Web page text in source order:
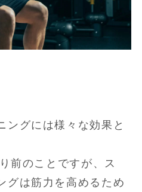
ングには様々な効果と
前のことですが、ス
グは筋力を高めるため